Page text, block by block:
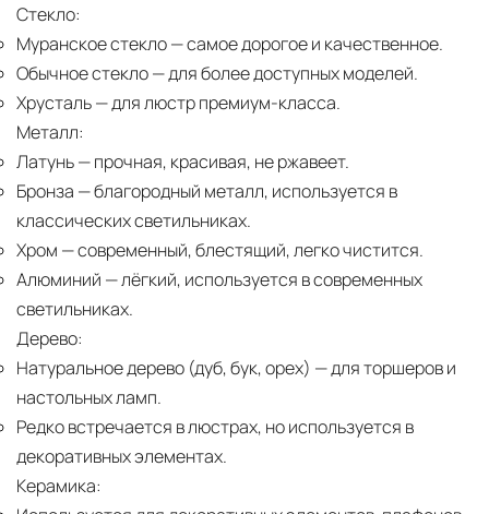
Стекло:
Муранское стекло— самое дорогое и качественное.
Обычное стекло— для более доступных моделей.
Хрусталь— для люстр премиум-класса.
Металл:
Латунь— прочная, красивая, не ржавеет.
Бронза — благородный металл, используется в
классических светильниках.
Хром — современный, блестящий, легко чистится.
Алюминий — лёгкий, используется в современных
светильниках.
Дерево:
Натуральное дерево (дуб, бук, орех) — для торшеров и
настольных ламп.
Редко встречается в люстрах, но используется в
декоративных элементах.
Керамика: